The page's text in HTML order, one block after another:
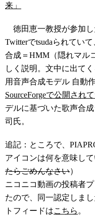
来」
徳田恵一教授が参加
Twitterでtsudaられてい
合成＝HMM（隠れマル
しく説明。文中に出て
用音声合成モデル 自動
SourceForgeで公開され
デルに基づいた歌声合
司氏。
追記：ところで、
アイコンは何を意味し
たらごめんなさい）
ニコニコ動画の投稿者
たので、同一認定しま
トフィードはこちら 。